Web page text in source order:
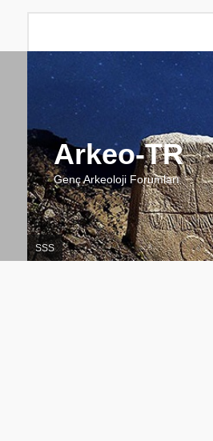
Arkeo-TR
Genç Arkeoloji Forumları
SSS